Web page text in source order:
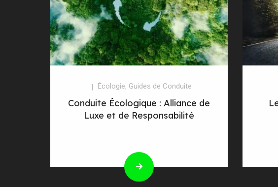
Écologie, Guides de Conduite
Conduite Écologique : Alliance de
Luxe et de Responsabilité